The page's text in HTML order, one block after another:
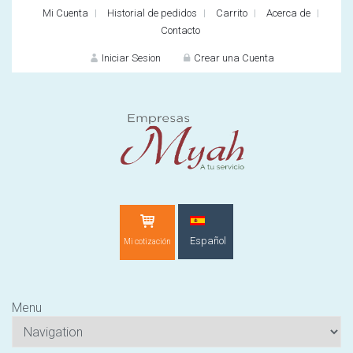
Mi Cuenta Historial de pedidos Carrito
Acerca de
Contacto
Iniciar Sesion
¿Cliente nuevo?
Crear una Cuenta
Mi cotización Español
Menu